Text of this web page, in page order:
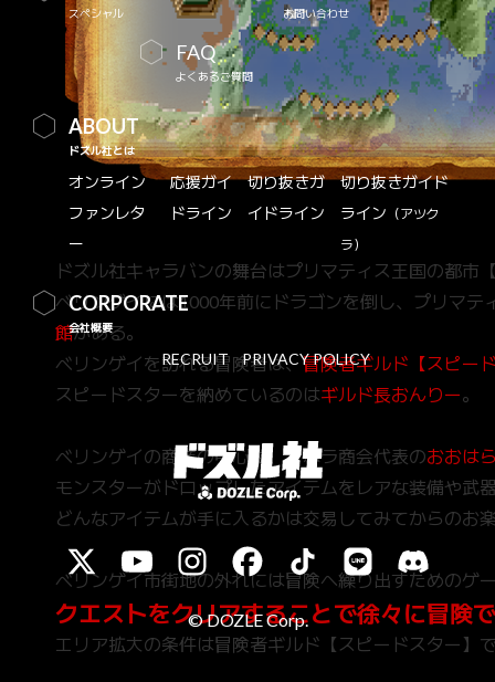
ドズル社キャラバンの舞台はプリマティス王国の都市
ベリンゲイには1000年前にドラゴンを倒し、プリマテ
館がある。
ベリンゲイを訪れる冒険者は、冒険者ギルド【スピー
スピードスターを納めているのはギルド長おんりー。
ベリンゲイの商業の中心は、ズボラ商会代表のおおは
モンスターがドロップしたアイテムをレアな装備や武
どんなアイテムが手に入るかは交易してみてからのお
ベリンゲイ市街地の外れには冒険へ繰り出すためのゲ
クエストをクリアすることで徐々に冒険
エリア拡大の条件は冒険者ギルド【スピードスター】
スペシャル お問い合わせ
FAQ
よくあるご質問
ABOUT
ドズル社とは
オンライン
ファンレタ
ー
応援ガイ
ドライン
切り抜きガ
イドライン
切り抜きガイド
ライン （アツク
ラ）
CORPORATE
会社概要
RECRUIT PRIVACY POLICY
© DOZLE Corp.